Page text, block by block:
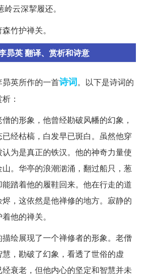
云深挈履还。
竹护禅关。
昴英 翻译、赏析和诗意
昴英所作的一首诗词。以下是诗词的
：
的形象，他曾经勘破风幡的幻象，
经枯槁，白发早已斑白。虽然他穿
为是真正的铁汉。他的神奇力量使
。华亭的浪潮汹涌，翻过船只，葱
踏着他的履鞋回来。他在行走的道
，这依然是他禅修的地方。寂静的
他的禅关。
绘展现了一个禅修者的形象。老僧
，勘破了幻象，看透了世俗的虚
衰老，但他内心的坚定和智慧并未